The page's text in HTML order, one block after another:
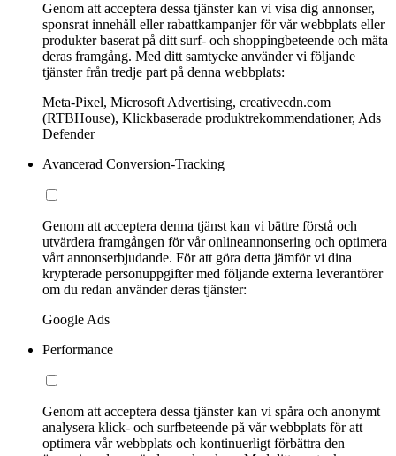
Genom att acceptera dessa tjänster kan vi visa dig annonser,
sponsrat innehåll eller rabattkampanjer för vår webbplats eller
produkter baserat på ditt surf- och shoppingbeteende och mäta
deras framgång. Med ditt samtycke använder vi följande
tjänster från tredje part på denna webbplats:
Meta-Pixel, Microsoft Advertising, creativecdn.com
(RTBHouse), Klickbaserade produktrekommendationer, Ads
Defender
Avancerad Conversion-Tracking
Genom att acceptera denna tjänst kan vi bättre förstå och
utvärdera framgången för vår onlineannonsering och optimera
vårt annonserbjudande. För att göra detta jämför vi dina
krypterade personuppgifter med följande externa leverantörer
om du redan använder deras tjänster:
Google Ads
Performance
Genom att acceptera dessa tjänster kan vi spåra och anonymt
analysera klick- och surfbeteende på vår webbplats för att
optimera vår webbplats och kontinuerligt förbättra den